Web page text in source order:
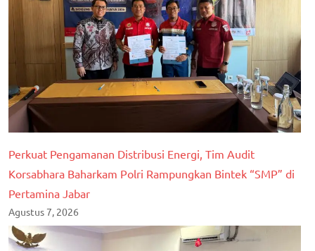
Perkuat Pengamanan Distribusi Energi, Tim Audit
Korsabhara Baharkam Polri Rampungkan Bintek “SMP” di
Pertamina Jabar
Agustus 7, 2026